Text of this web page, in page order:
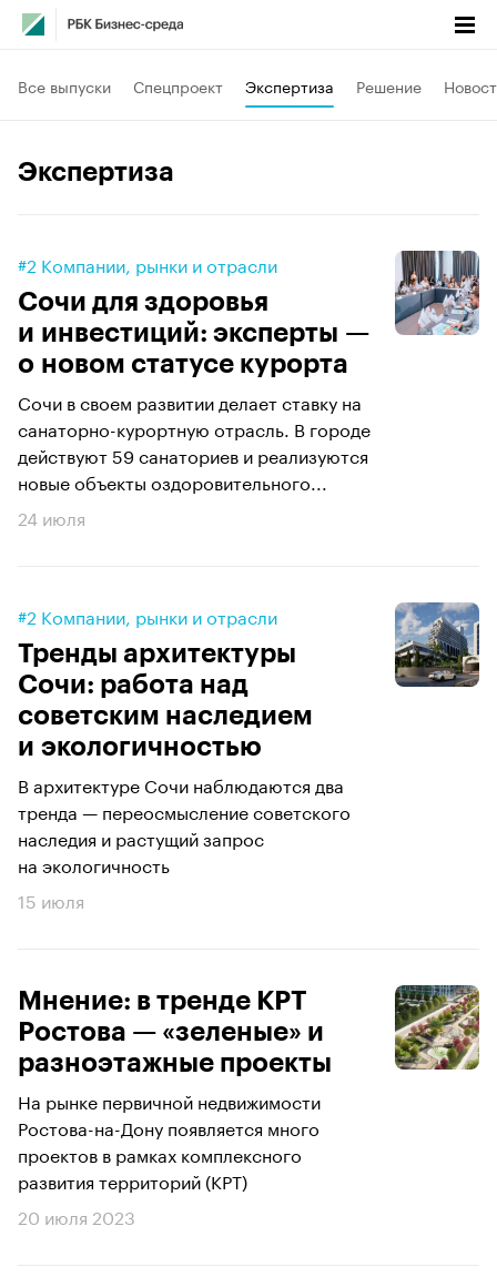
Все выпуски Спецпроект Экспертиза Решение
Экспертиза
#2 Компании, рынки и отрасли
Сочи для здоровья
и инвестиций: эксперты —
о новом статусе курорта
Сочи в своем развитии делает ставку на
санаторно-курортную отрасль. В городе
действуют 59 санаториев и реализуются
новые объекты оздоровительного...
24 июля
#2 Компании, рынки и отрасли
Тренды архитектуры
Сочи: работа над
советским наследием
и экологичностью
В архитектуре Сочи наблюдаются два
тренда — переосмысление советского
наследия и растущий запрос
на экологичность
15 июля
Мнение: в тренде КРТ
Ростова — «зеленые» и
разноэтажные проекты
На рынке первичной недвижимости
Ростова-на-Дону появляется много
проектов в рамках комплексного
развития территорий (КРТ)
20 июля 2023